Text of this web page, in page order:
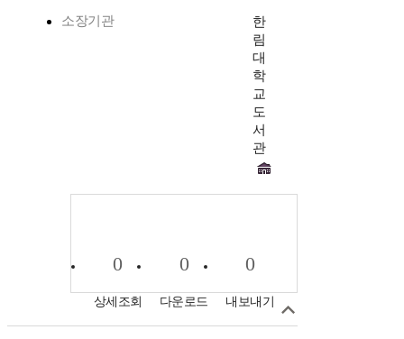
소장기관
한
림
대
학
교
도
서
관
0
상세조회
0
다운로드
0
내보내기